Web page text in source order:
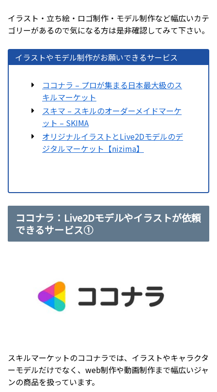
イラスト・立ち絵・ロゴ制作・モデル制作など幅広いカテ
ゴリーがあるので気になる方は是非確認してみて下さい。
イラストやモデル制作がお願いできるサービス
ココナラ – プロが集まる日本最大級のス
キルマーケット
スキマ – スキルのオーダーメイドマーケ
ット – SKIMA
オリジナルイラストとLive2Dモデルのデ
ジタルマーケット【nizima】
ココナラ：Live2Dモデルやイラストが依頼
できるサービス①
スキルマーケットのココナラでは、イラストやキャラクタ
ーモデルだけでなく、web制作や動画制作まで幅広いジャ
ンの商品を扱っています。